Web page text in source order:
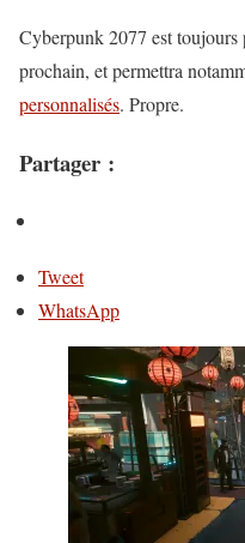
Cyberpunk 2077 est
prochain, et permettra
personnalisés. Propre.
Partager :
Tweet
WhatsApp